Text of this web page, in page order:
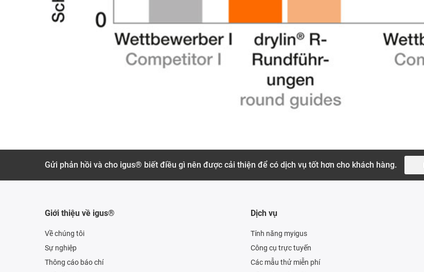
Gửi phản hồi và cho igus® biết điều gì nên được cải thiện để có dịch vụ tốt hơn cho khách hàng.
Giới thiệu về igus®
Về chúng tôi
Sự nghiệp
Thông cáo báo chí
Dịch vụ
Tính năng myigus
Công cụ trực tuyến
Các mẫu thử miễn phí